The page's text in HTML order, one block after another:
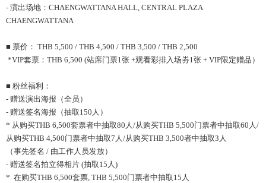
- 演出场地：CHAENGWATTANA HALL, CENTRAL PLAZA
CHAENGWATTANA
■ 票价： THB 5,500 / THB 4,500 / THB 3,500 / THB 2,500
*VIP套票：THB 6,500 (站席门票1张 +观看彩排入场劵1张 + VIP限定赠品）
■ 粉丝福利：
- 赠送演出海报（全员）
- 赠送签名海报（抽取150人）
* 从购买THB 6,500套票者中抽取80人/从购买THB 5,500门票者中抽取60人/
从购买THB 4,500门票者中抽取7人/从购买THB 3,500者中抽取3人
（事先签名 / 由工作人员发放）
- 赠送签名拍立得相片 (抽取15人)
* 在购买THB 6,500套票, THB 5,500门票者中抽取15人